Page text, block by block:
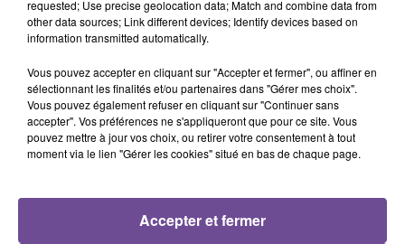
rangement des ustensiles de cuisine. Vous serez amené à
aider en cuisine avec la préparation des entrées et des
sur ce même type de poste. Vous aurez 2 jours de repos
hebdomadaire (lundi et mardi). Il s’agit d’un CDI de 35h.
Référence de l’offre Pôle Emploi : 097RFFB
requested; Use precise geolocation data; Match and combine data from
other data sources; Link different devices; Identify devices based on
information transmitted automatically.
Vous pouvez accepter en cliquant sur "Accepter et fermer", ou affiner en
sélectionnant les finalités et/ou partenaires dans "Gérer mes choix".
Vous pouvez également refuser en cliquant sur "Continuer sans
accepter". Vos préférences ne s'appliqueront que pour ce site. Vous
pouvez mettre à jour vos choix, ou retirer votre consentement à tout
moment via le lien "Gérer les cookies" situé en bas de chaque page.
Accepter et fermer